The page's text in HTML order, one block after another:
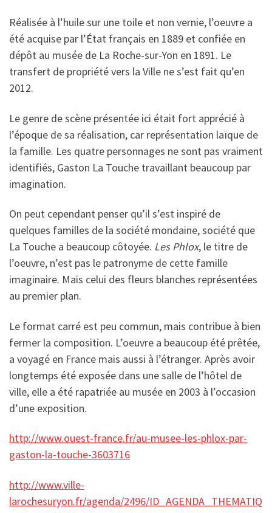
Réalisée à l’huile sur une toile et non vernie, l’oeuvre a
été acquise par l’État français en 1889 et confiée en
dépôt au musée de La Roche-sur-Yon en 1891. Le
transfert de propriété vers la Ville ne s’est fait qu’en
2012.
Le genre de scène présentée ici était fort apprécié à
l’époque de sa réalisation, car représentation laïque de
la famille. Les quatre personnages ne sont pas vraiment
identifiés, Gaston La Touche travaillant beaucoup par
imagination.
On peut cependant penser qu’il s’est inspiré de
quelques familles de la société mondaine, société que
La Touche a beaucoup côtoyée. Les Phlox, le titre de
l’oeuvre, n’est pas le patronyme de cette famille
imaginaire. Mais celui des fleurs blanches représentées
au premier plan.
Le format carré est peu commun, mais contribue à bien
fermer la composition. L’oeuvre a beaucoup été prêtée,
a voyagé en France mais aussi à l’étranger. Après avoir
longtemps été exposée dans une salle de l’hôtel de
ville, elle a été rapatriée au musée en 2003 à l’occasion
d’une exposition.
http://www.ouest-france.fr/au-musee-les-phlox-par-
gaston-la-touche-3603716
http://www.ville-
larochesuryon.fr/agenda/2496/ID_AGENDA_THEMATIQ